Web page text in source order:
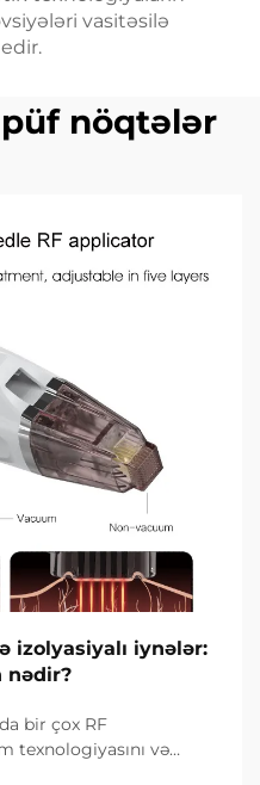
vasitəsilə
nöqtələr
izolyasiyalı iynələr:
nədir?
bir çox RF
texnologiyasını və